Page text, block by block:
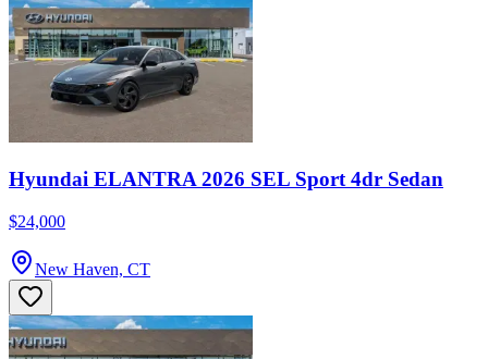
Hyundai ELANTRA 2026 SEL Sport 4dr Sedan
$24,000
New Haven, CT